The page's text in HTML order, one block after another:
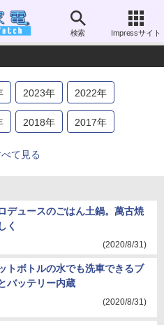
検索 Impressサイト
2023年 2022年
2018年 2017年
2013
て見る
デュースのごはん土鍋。萬古焼
く
(2020/8/31)
トボトルの水でも洗車できるブ
バッテリー内蔵
(2020/8/31)